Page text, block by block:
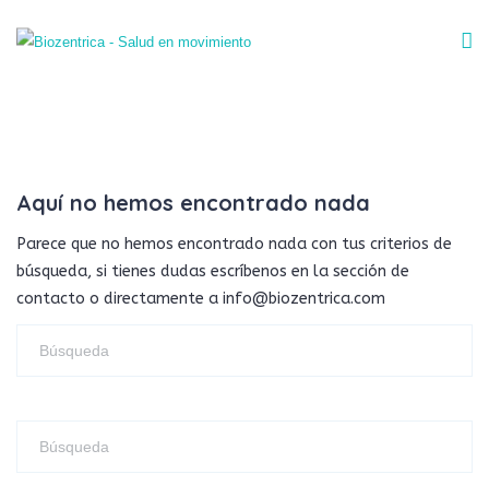
Aquí no hemos encontrado nada
Parece que no hemos encontrado nada con tus criterios de
búsqueda, si tienes dudas escríbenos en la sección de
contacto o directamente a info@biozentrica.com